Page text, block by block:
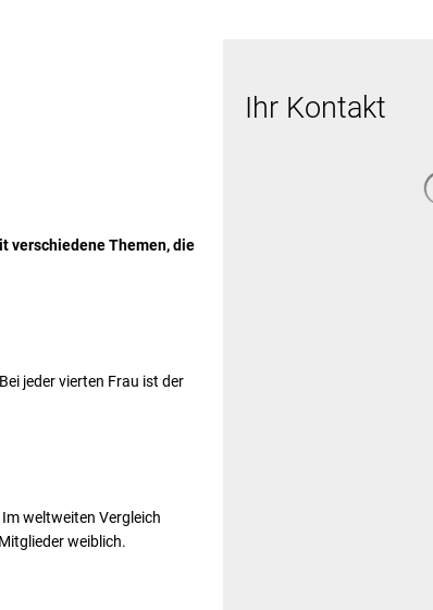
verschiedene Themen, die
jeder vierten Frau ist der
weltweiten Vergleich
weiblich.
Ihr Kontakt